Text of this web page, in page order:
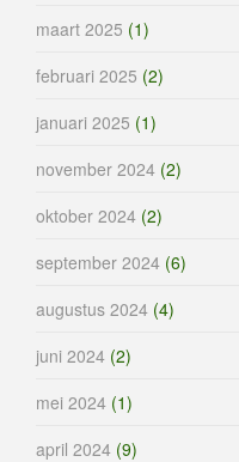
maart 2025 (1)
februari 2025 (2)
januari 2025 (1)
november 2024 (2)
oktober 2024 (2)
september 2024 (6)
augustus 2024 (4)
juni 2024 (2)
mei 2024 (1)
april 2024 (9)